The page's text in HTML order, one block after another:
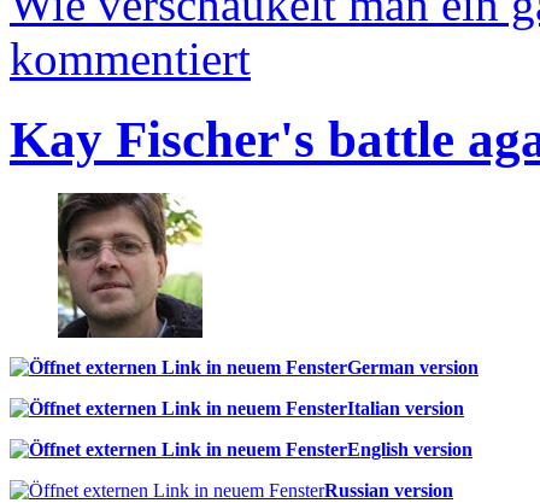
kommentiert
Kay Fischer's battle
German version
Italian version
English version
Russian version